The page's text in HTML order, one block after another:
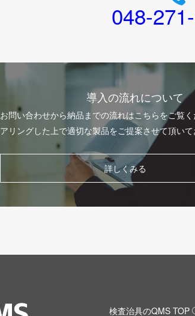
048-
導入の流れについて
お問い合わせから納品までの流れはこちらをご覧
アリングした上で適切な製品をご提案させて頂いて
詳しくみる
検査治具のQMS TOP